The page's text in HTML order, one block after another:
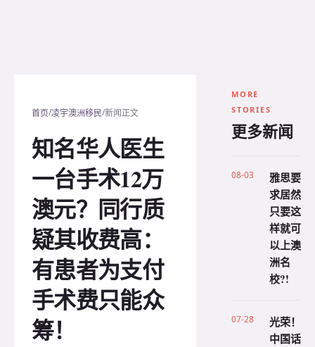
首页/凌宇澳洲移民/新闻正文
知名华人医生
一台手术12万
澳元？同行质
疑其收费高：
有患者为支付
手术费只能众
筹！
MORE
STORIES
更多新闻
08-03
雅思要
求居然
只要这
样就可
以上澳
洲名
校?!
07-28
光荣！
中国话